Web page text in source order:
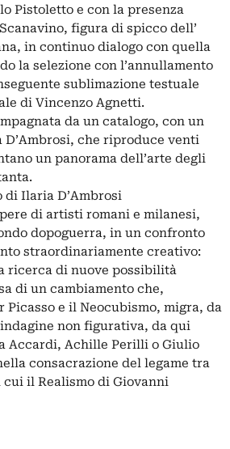
Pistoletto e con la presenza
figura di spicco dell’
in continuo dialogo con quella
la selezione con l’annullamento
sublimazione testuale
di Vincenzo Agnetti.
da un catalogo, con un
che riproduce venti
un panorama dell’arte degli
di Ilaria D’Ambrosi
di artisti romani e milanesi,
dopoguerra, in un confronto
straordinariamente creativo:
ricerca di nuove possibilità
di un cambiamento che,
Picasso e il Neocubismo, migra, da
non figurativa, da qui
Accardi, Achille Perilli o Giulio
consacrazione del legame tra
il Realismo di Giovanni